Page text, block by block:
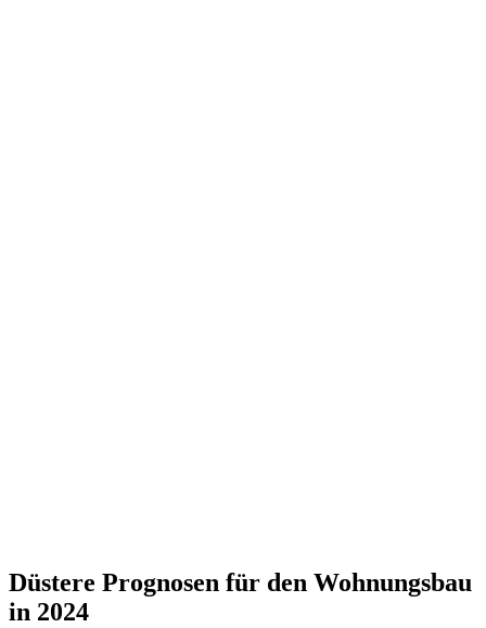
Düstere Prognosen für den Wohnungsbau
in 2024